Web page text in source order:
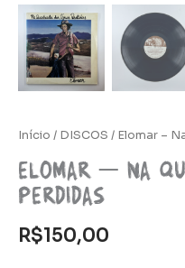
Início / DISCOS / Elomar –
Elomar – Na
perdidas
R$150,00